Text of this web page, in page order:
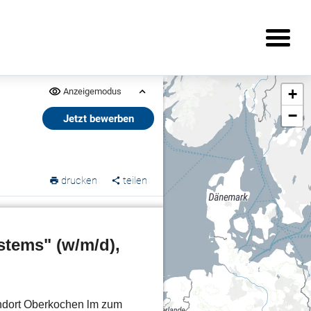
Anzeigemodus
Jetzt bewerben
drucken teilen
+
−